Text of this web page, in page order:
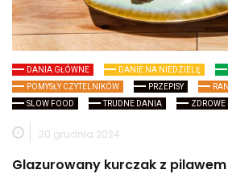
DANIA GŁÓWNE DANIE NA NIEDZIELĘ
POMYSŁY CZYTELNIKÓW
PRZEPISY
SLOW FOOD
TRUDNE DANIA
30 grudnia 2024
Glazurowany kurczak z